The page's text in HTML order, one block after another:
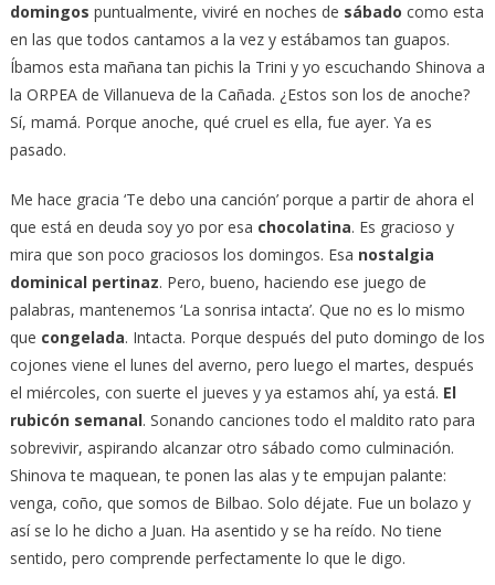
domingos puntualmente, viviré en noches de sábado como esta
en las que todos cantamos a la vez y estábamos tan guapos.
Íbamos esta mañana tan pichis la Trini y yo escuchando Shinova a
la ORPEA de Villanueva de la Cañada. ¿Estos son los de anoche?
Sí, mamá. Porque anoche, qué cruel es ella, fue ayer. Ya es
pasado.
Me hace gracia ‘Te debo una canción’ porque a partir de ahora el
que está en deuda soy yo por esa chocolatina. Es gracioso y
mira que son poco graciosos los domingos. Esa nostalgia
dominical pertinaz. Pero, bueno, haciendo ese juego de
palabras, mantenemos ‘La sonrisa intacta’. Que no es lo mismo
que congelada. Intacta. Porque después del puto domingo de los
cojones viene el lunes del averno, pero luego el martes, después
el miércoles, con suerte el jueves y ya estamos ahí, ya está. El
rubicón semanal. Sonando canciones todo el maldito rato para
sobrevivir, aspirando alcanzar otro sábado como culminación.
Shinova te maquean, te ponen las alas y te empujan palante:
venga, coño, que somos de Bilbao. Solo déjate. Fue un bolazo y
así se lo he dicho a Juan. Ha asentido y se ha reído. No tiene
sentido, pero comprende perfectamente lo que le digo.